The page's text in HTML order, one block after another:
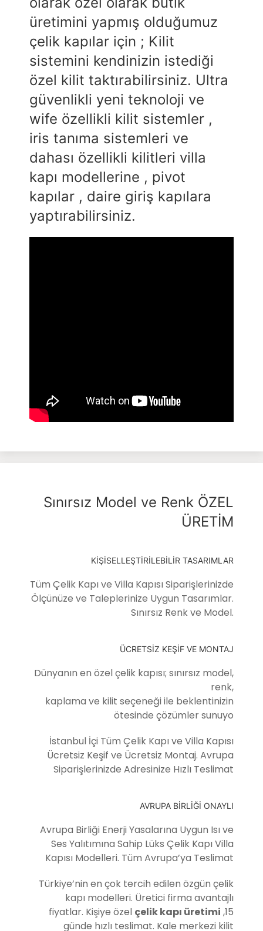
üretimini yapmış olduğumuz
çelik kapılar için ; Kilit
sistemini kendinizin istediği
özel kilit taktırabilirsiniz. Ultra
güvenlikli yeni teknoloji ve
wife özellikli kilit sistemler ,
iris tanıma sistemleri ve
dahası özellikli kilitleri villa
kapı modellerine , pivot
kapılar , daire giriş kapılara
yaptırabilirsiniz.
Sınırsız Model ve Renk ÖZEL
ÜRETİM
KİŞİSELLEŞTİRİLEBİLİR TASARIMLAR
Tüm Çelik Kapı ve Villa Kapısı Siparişlerinizde
Ölçünüze ve Taleplerinize Uygun Tasarımlar.
Sınırsız Renk ve Model.
ÜCRETSİZ KEŞİF VE MONTAJ
Dünyanın en özel çelik kapısı; sınırsız model,
renk,
kaplama ve kilit seçeneği ile beklentinizin
ötesinde çözümler sunuyo
İstanbul İçi Tüm Çelik Kapı ve Villa Kapısı
Ücretsiz Keşif ve Ücretsiz Montaj. Avrupa
Siparişlerinizde Adresinize Hızlı Teslimat
AVRUPA BİRLİĞİ ONAYLI
Avrupa Birliği Enerji Yasalarına Uygun Isı ve
Ses Yalıtımına Sahip Lüks Çelik Kapı Villa
Kapısı Modelleri. Tüm Avrupa’ya Teslimat
Türkiye’nin en çok tercih edilen özgün çelik
kapı modelleri. Üretici firma avantajlı
fiyatlar. Kişiye özel çelik kapı üretimi ,15
günde hızlı teslimat. Kale merkezi kilit